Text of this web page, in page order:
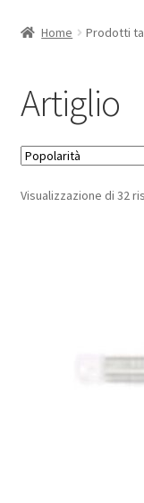
Contatti
Home Prodotti
Artiglio
Visualizzazione di 32